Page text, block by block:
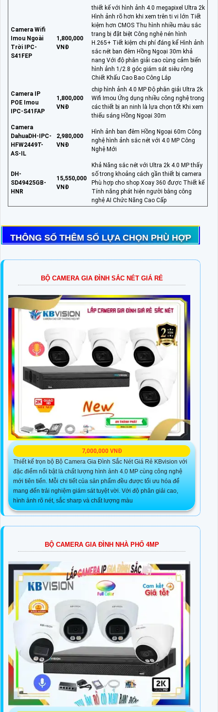
Camera Wifi
Imou Ngoài
Trời IPC-
S41FEP
1,800,000
VNĐ
thiết kế với hình ảnh 4.0 megapixel Ultra 2k
Hình ảnh rõ hơn khi xem trên ti vi lớn Tiết
kiệm hơn CMOS Thu hình nhiều màu sắc
trang bị đặt biệt Công nghệ nén hình
H.265+ Tiết kiệm chi phí đáng kể Hình ảnh
sắc nét ban đêm Hồng Ngoại 30m khả
nang Với độ phân giải cao cùng cảm biến
hình ảnh 1/2.8 góc giám sát siêu rộng
Chiết Khấu Cao Bao Công Lắp
Camera IP
POE Imou
IPC-S41FAP
1,800,000
VNĐ
chip hình ảnh 4.0 MP Độ phân giải Ultra 2k
Wifi Imou Ứng dụng nhiều công nghệ trong
các thiết bị an ninh là lựa chọn tốt Khi xem
thiếu sáng Hồng Ngoại 30m
Camera
DahuaDH-IPC-
HFW2449T-
AS-IL
2,980,000
VNĐ
Hình ảnh ban đêm Hồng Ngoại 60m Công
nghệ hình ảnh sắc nét với 4.0 MP Công
Nghệ Mới
DH-
SD49425GB-
HNR
15,550,000
VNĐ
Khả Năng sắc nét với Ultra 2k 4.0 MP thấy
số trong khoảng cách gần thiết bị camera
Phù hợp cho shop Xoay 360 được Thiết kế
Tính năng phát hiện người bằng công
nghệ AI Chức Năng Cao Cấp
THÔNG SỐ THÊM SỐ LỰA CHỌN PHÙ HỢP
BỘ CAMERA GIA ĐÌNH SẮC NÉT GIÁ RẺ
7,000,000 VNĐ
Thiết kế trọn bộ Bộ Camera Gia Đình Sắc Nét Giá Rẻ KBvision với
đặc điểm nổi bật là chất lượng hình ảnh 4.0 MP cùng công nghệ
mới tiên tiến. Mỗi chi tiết của sản phẩm đều được tối ưu hóa để
mang đến trải nghiệm giám sát tuyệt vời. Với độ phân giải cao,
hình ảnh rõ nét, sắc sharp và chất lượng màu
BỘ CAMERA GIA ĐÌNH NHÀ PHỐ 4MP